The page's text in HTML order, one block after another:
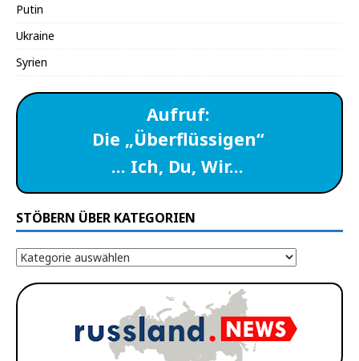
Putin
Ukraine
Syrien
Aufruf:
Die „Überflüssigen“
… Ich, Du, Wir…
STÖBERN ÜBER KATEGORIEN